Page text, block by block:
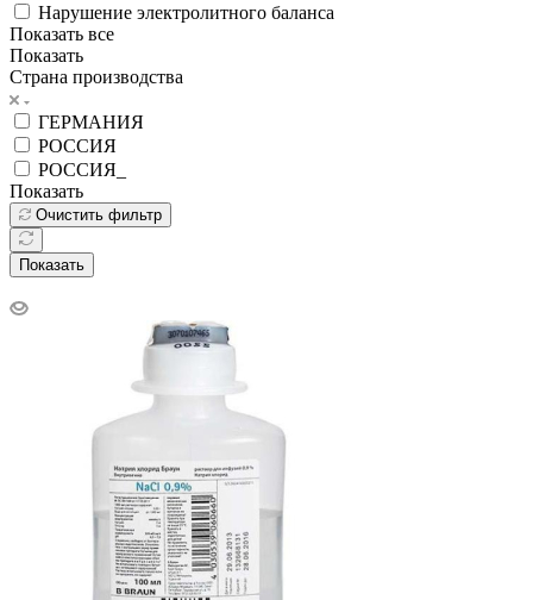
Нарушение электролитного баланса
Показать все
Показать
Страна производства
ГЕРМАНИЯ
РОССИЯ
РОССИЯ_
Показать
Очистить фильтр
Показать